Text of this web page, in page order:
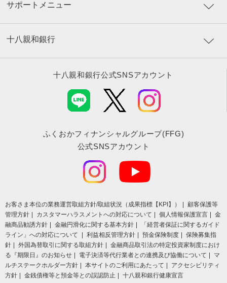
サポートメニュー
十八親和銀行
十八親和銀行公式SNSアカウント
ふくおかフィナンシャルグループ(FFG)
公式SNSアカウント
お客さま本位の業務運営取組⽅針/取組状況（成果指標【KPI】）
顧客保護等
管理方針
カスタマーハラスメントへの対応について 個人情報保護宣言
金
融商品勧誘方針
金融円滑化に関する基本方針
「経営者保証に関するガイド
ライン」への対応について
利益相反管理方針 預金保険制度
保険募集指
針
外国為替取引に関する取組方針
金融商品取引法の特定投資家制度におけ
る『期限日』のお知らせ
電子決済等代行業者との連携及び協働について
マ
ルチステークホルダー方針
本サイトのご利用にあたって
アクセシビリティ
方針
金銭債権等と預金等との誤認防止 十八親和銀行健康宣言